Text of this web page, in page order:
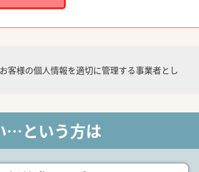
客様の個人情報を適切に管理する事業者とし
…という方は